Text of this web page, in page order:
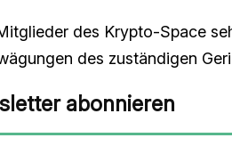
des Krypto-Space
des zuständigen
abonnieren